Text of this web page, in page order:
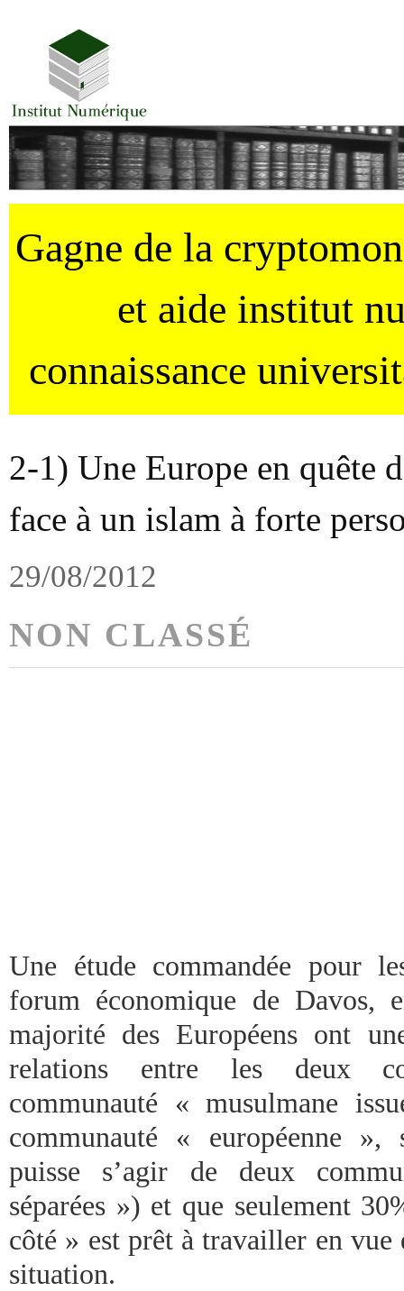
Gagne de la
et aide institut
connaissance
2-1) Une Europe en quête
face à un islam à forte
29/08/2012
NON CLASSÉ
Une étude commandée pour
forum économique de Davos,
majorité des Européens ont
relations entre les deux
communauté « musulmane
communauté « européenne
puisse s’agir de deux
séparées ») et que seulement
côté » est prêt à travailler en vue
situation.